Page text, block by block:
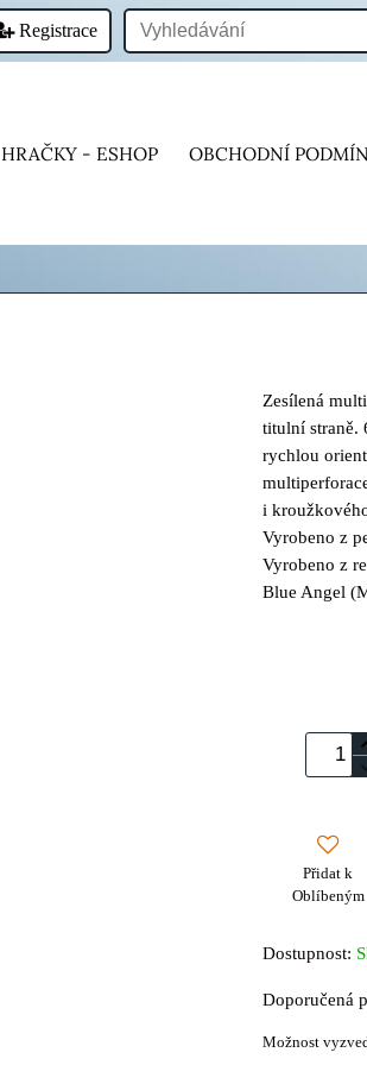
Registrace
HRAČKY - ESHOP OBCHODNÍ
Zesílená
titulní straně.
rychlou
i
Vyrobeno z
Vyrobeno z
Blue Angel
Přidat k
Oblíbeným
Dostupnost: